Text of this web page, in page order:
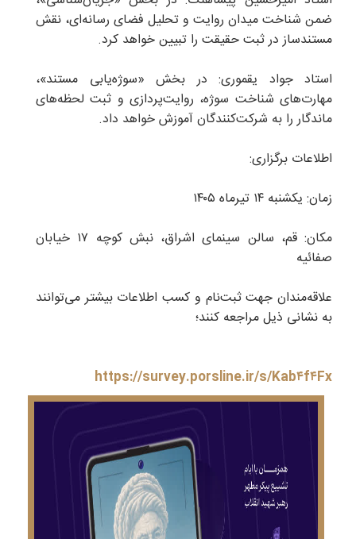
ضمن شناخت میدان روایت و تحلیل فضای رسانه‌ای، نقش
مستندساز در ثبت حقیقت را تبیین خواهد کرد.
استاد جواد یقموری: در بخش «سوژه‌یابی مستند»،
مهارت‌های شناخت سوژه، روایت‌پردازی و ثبت لحظه‌های
ماندگار را به شرکت‌کنندگان آموزش خواهد داد.
اطلاعات برگزاری:
زمان: یکشنبه ۱۴ تیرماه ۱۴۰۵
مکان: قم، سالن سینمای اشراق، نبش کوچه ۱۷ خیابان
صفائیه
علاقه‌مندان جهت ثبت‌نام و کسب اطلاعات بیشتر می‌توانند
به نشانی ذیل مراجعه کنند؛
https://survey.porsline.ir/s/Kab۴f۴Fx